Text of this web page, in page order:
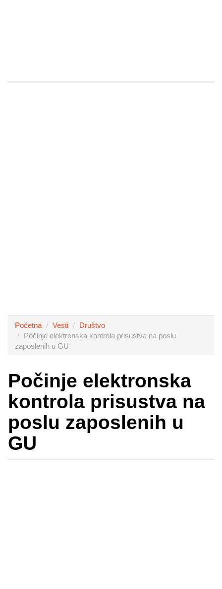
Početna Vesti
Društvo
Počinje elektronska kontrola prisustva na poslu
zaposlenih u GU
Počinje elektronska
kontrola prisustva na
poslu zaposlenih u
GU